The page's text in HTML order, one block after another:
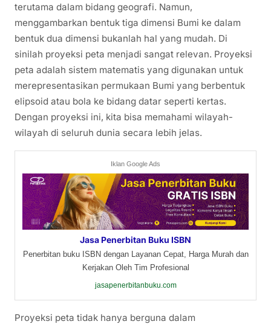
terutama dalam bidang geografi. Namun,
menggambarkan bentuk tiga dimensi Bumi ke dalam
bentuk dua dimensi bukanlah hal yang mudah. Di
sinilah proyeksi peta menjadi sangat relevan. Proyeksi
peta adalah sistem matematis yang digunakan untuk
merepresentasikan permukaan Bumi yang berbentuk
elipsoid atau bola ke bidang datar seperti kertas.
Dengan proyeksi ini, kita bisa memahami wilayah-
wilayah di seluruh dunia secara lebih jelas.
Iklan Google Ads
Jasa Penerbitan Buku ISBN
Penerbitan buku ISBN dengan Layanan Cepat, Harga Murah dan
Kerjakan Oleh Tim Profesional
jasapenerbitanbuku.com
Proyeksi peta tidak hanya berguna dalam